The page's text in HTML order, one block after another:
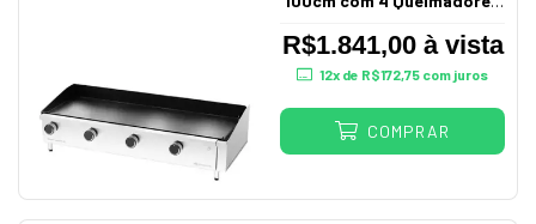
R$1.841,00 à vista
12x de R$172,75 com juros
COMPRAR